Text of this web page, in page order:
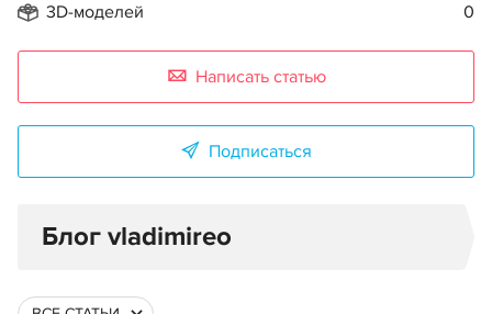
3D-моделей 0
Написать статью
Подписаться
Блог vladimireo